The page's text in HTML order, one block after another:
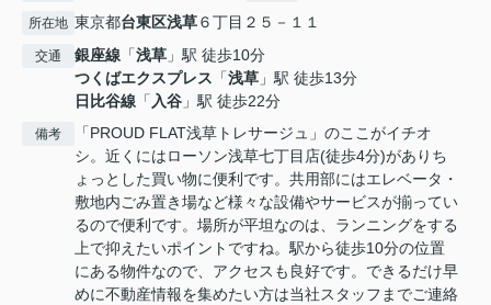
所在地 東京都台東区浅草６丁目２５－１１
交通 銀座線 「浅草 」駅 徒歩10分
つくばエクスプレス 「浅草 」駅 徒歩13分
日比谷線 「入谷 」駅 徒歩22分
備考
「PROUD FLAT浅草トレサージュ」のここがイチオ
シ。近くにはローソン浅草七丁目店(徒歩4分)がありち
ょっとした買い物に便利です。共用部にはエレベータ・
敷地内ごみ置き場など様々な設備やサービスが揃ってい
るので便利です。場所が平坦なのは、ランニングをする
上で抑えたいポイントですね。駅から徒歩10分の位置
にある物件なので、アクセスも良好です。できるだけ早
めに不動産情報を集めたい方は当社スタッフまでご連絡